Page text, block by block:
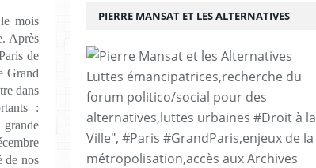
mois
Après
de
Grand
dans
:
de nos
PIERRE MANSAT ET LES ALTERNATIVES
Luttes émancipatrices,recherche du
forum politico/social pour des
alternatives,luttes urbaines #Droit à la
Ville", #Paris #GrandParis,enjeux de la
métropolisation,accès aux Archives